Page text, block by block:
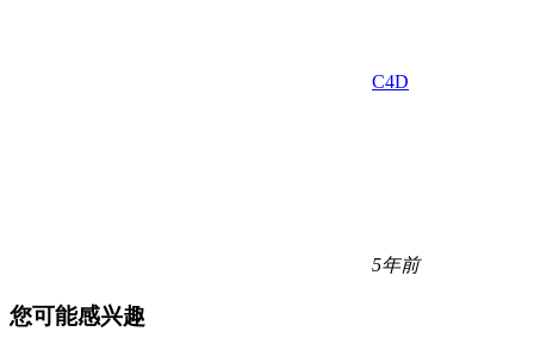
C4D
5年前
您可能感兴趣